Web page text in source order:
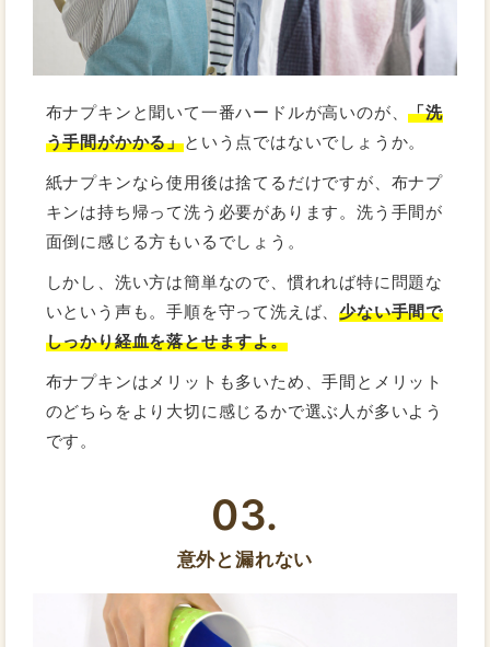
布ナプキンと聞いて一番ハードルが高いのが、「洗
う手間がかかる」という点ではないでしょうか。
紙ナプキンなら使用後は捨てるだけですが、布ナプ
キンは持ち帰って洗う必要があります。洗う手間が
面倒に感じる方もいるでしょう。
しかし、洗い方は簡単なので、慣れれば特に問題な
いという声も。手順を守って洗えば、少ない手間で
しっかり経血を落とせますよ。
布ナプキンはメリットも多いため、手間とメリット
のどちらをより大切に感じるかで選ぶ人が多いよう
です。
03.
意外と漏れない